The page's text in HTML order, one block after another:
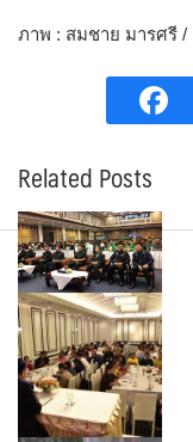
ภาพ : สมชาย มารศรี
Related Posts